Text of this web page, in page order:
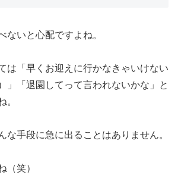
ないと心配ですよね。
は「早くお迎えに行かなきゃいけない
」「退園してって言われないかな」と
。
な手段に急に出ることはありません。
（笑）